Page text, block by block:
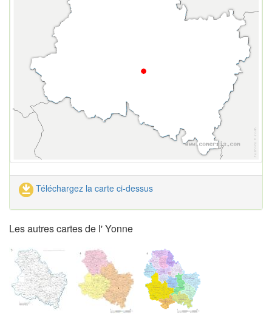
Téléchargez la carte ci-dessus
Les autres cartes de l' Yonne